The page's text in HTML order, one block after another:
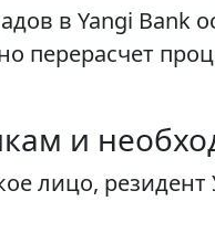
в Yangi Bank
перерасчет
и
лицо, резидент